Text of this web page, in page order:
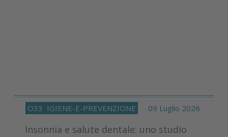
O33 IGIENE-E-PREVENZIONE 09 Luglio 2026
Insonnia e salute dentale: uno studio